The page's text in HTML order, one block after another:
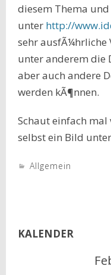
diesem Thema
unter http://
sehr ausfÃ¼hrliche
unter anderem die
aber auch andere
werden kÃ¶nnen.
Schaut einfach
selbst ein Bild unter
Allgemein
KALENDER